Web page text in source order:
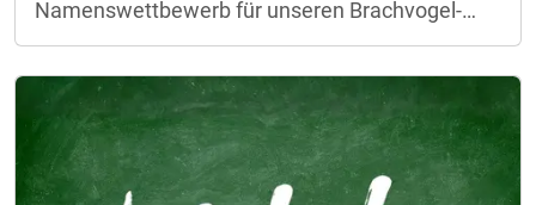
Namenswettbewerb für unseren Brachvogel-
Wegweiser im geplanten Lehrpfad:
Pressemitteilung.pdf